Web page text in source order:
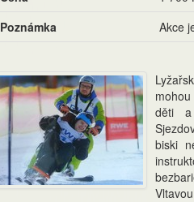
Poznámka
Akce
děti a
biski